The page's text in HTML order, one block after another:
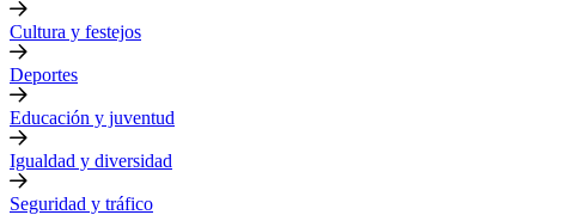
Cultura y festejos
Deportes
Educación y juventud
Igualdad y diversidad
Seguridad y tráfico